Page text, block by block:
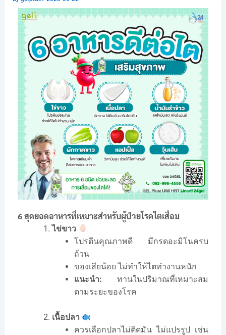
6 สุดยอดอาหารที่เหมาะสำหรับผู้ป่วยโรคไตเสื่อม
ไข่ขาว
โปรตีนคุณภาพดี มีกรดอะมิโนครบ
ถ้วน
ของเสียน้อย ไม่ทำให้ไตทำงานหนัก
แนะนำ: ทานในปริมาณที่เหมาะสม
ตามระยะของโรค
เนื้อปลา
ควรเลือกปลาไม่ติดมัน ไม่แปรรูป เช่น